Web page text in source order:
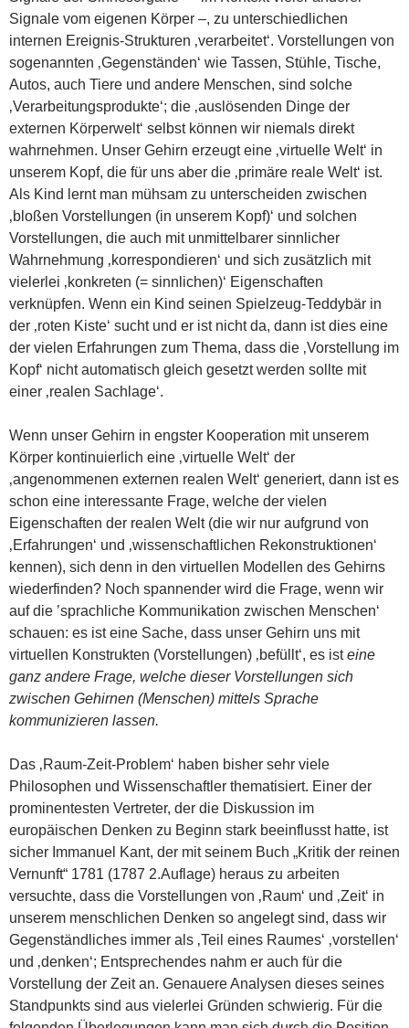
Signale vom eigenen Körper –, zu unterschiedlichen
internen Ereignis-Strukturen ‚verarbeitet‘. Vorstellungen von
sogenannten ‚Gegenständen‘ wie Tassen, Stühle, Tische,
Autos, auch Tiere und andere Menschen, sind solche
‚Verarbeitungsprodukte‘; die ‚auslösenden Dinge der
externen Körperwelt‘ selbst können wir niemals direkt
wahrnehmen. Unser Gehirn erzeugt eine ‚virtuelle Welt‘ in
unserem Kopf, die für uns aber die ‚primäre reale Welt‘ ist.
Als Kind lernt man mühsam zu unterscheiden zwischen
‚bloßen Vorstellungen (in unserem Kopf)‘ und solchen
Vorstellungen, die auch mit unmittelbarer sinnlicher
Wahrnehmung ‚korrespondieren‘ und sich zusätzlich mit
vielerlei ‚konkreten (= sinnlichen)‘ Eigenschaften
verknüpfen. Wenn ein Kind seinen Spielzeug-Teddybär in
der ‚roten Kiste‘ sucht und er ist nicht da, dann ist dies eine
der vielen Erfahrungen zum Thema, dass die ‚Vorstellung im
Kopf‘ nicht automatisch gleich gesetzt werden sollte mit
einer ‚realen Sachlage‘.
Wenn unser Gehirn in engster Kooperation mit unserem
Körper kontinuierlich eine ‚virtuelle Welt‘ der
‚angenommenen externen realen Welt‘ generiert, dann ist es
schon eine interessante Frage, welche der vielen
Eigenschaften der realen Welt (die wir nur aufgrund von
‚Erfahrungen‘ und ‚wissenschaftlichen Rekonstruktionen‘
kennen), sich denn in den virtuellen Modellen des Gehirns
wiederfinden? Noch spannender wird die Frage, wenn wir
auf die ’sprachliche Kommunikation zwischen Menschen‘
schauen: es ist eine Sache, dass unser Gehirn uns mit
virtuellen Konstrukten (Vorstellungen) ‚befüllt‘, es isteine
ganz andere Frage, welche dieser Vorstellungen sich
zwischen Gehirnen (Menschen) mittels Sprache
kommunizieren lassen.
Das ‚Raum-Zeit-Problem‘ haben bisher sehr viele
Philosophen und Wissenschaftler thematisiert. Einer der
prominentesten Vertreter, der die Diskussion im
europäischen Denken zu Beginn stark beeinflusst hatte, ist
sicher Immanuel Kant, der mit seinem Buch „Kritik der reinen
Vernunft“ 1781 (1787 2.Auflage) heraus zu arbeiten
versuchte, dass die Vorstellungen von ‚Raum‘ und ‚Zeit‘ in
unserem menschlichen Denken so angelegt sind, dass wir
Gegenständliches immer als ‚Teil eines Raumes‘ ‚vorstellen‘
und ‚denken‘; Entsprechendes nahm er auch für die
Vorstellung der Zeit an. Genauere Analysen dieses seines
Standpunkts sind aus vielerlei Gründen schwierig. Für die